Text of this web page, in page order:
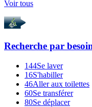
Voir tous
Recherche par
144Se laver
16S'habiller
46Aller aux toilettes
60Se transférer
80Se déplacer